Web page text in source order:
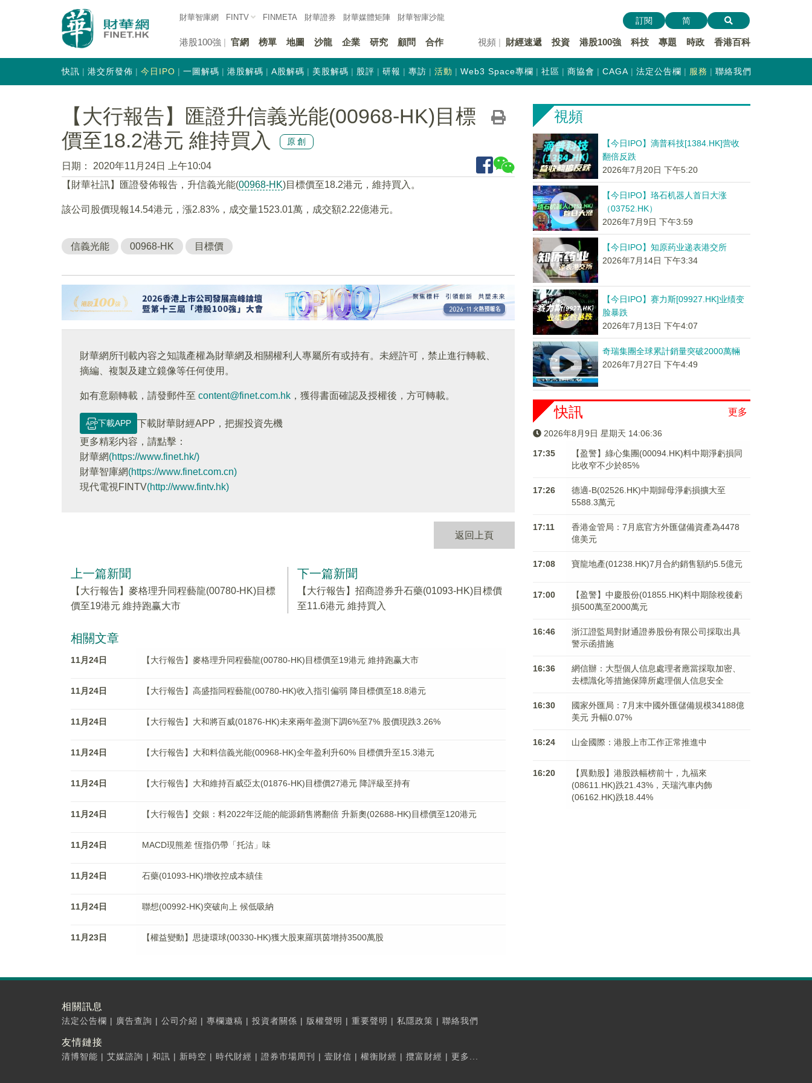
財華智庫網 FINTV FINMETA 財華證券 財華媒體矩陣 財華智庫沙龍
港股100強 官網 榜單 地圖 沙龍 企業 研究 顧問 合作 視頻 財經速遞 投資 港股100強 科技 專題 時政 香港百科
訂閱 简
快訊 港交所發佈 今日IPO 一圖解碼 港股解碼 A股解碼 美股解碼 股評 研報 專訪 活動 Web3 Space專欄 社區 商協會 CAGA 法定公告欄 服務 聯絡我們
【大行報告】匯證升信義光能(00968-HK)目標
價至18.2港元 維持買入
原創
日期：
2020年11月24日 上午10:04
【財華社訊】匯證發佈報告，升信義光能(00968-HK)目標價至18.2港元，維持買入。
該公司股價現報14.54港元，漲2.83%，成交量1523.01萬，成交額2.22億港元。
信義光能 00968-HK 目標價
財華網所刊載內容之知識產權為財華網及相關權利人專屬所有或持有。未經許可，禁止進行轉載、
摘編、複製及建立鏡像等任何使用。
如有意願轉載，請發郵件至 content@finet.com.hk ，獲得書面確認及授權後，方可轉載。
下載APP
下載財華財經APP，把握投資先機
更多精彩内容，請點擊：
財華網(https://www.finet.hk/)
財華智庫網(https://www.finet.com.cn)
現代電視FINTV(http://www.fintv.hk)
返回上頁
上一篇新聞
【大行報告】麥格理升同程藝龍(00780-HK)目標
價至19港元 維持跑赢大市
下一篇新聞
【大行報告】招商證券升石藥(01093-HK)目標價
至11.6港元 維持買入
相關文章
11月24日 【大行報告】麥格理升同程藝龍(00780-HK)目標價至19港元 維持跑赢大市
11月24日 【大行報告】高盛指同程藝龍(00780-HK)收入指引偏弱 降目標價至18.8港元
11月24日 【大行報告】大和將百威(01876-HK)未來兩年盈測下調6%至7% 股價現跌3.26%
11月24日 【大行報告】大和料信義光能(00968-HK)全年盈利升60% 目標價升至15.3港元
11月24日 【大行報告】大和維持百威亞太(01876-HK)目標價27港元 降評級至持有
11月24日 【大行報告】交銀：料2022年泛能的能源銷售將翻倍 升新奧(02688-HK)目標價至120港元
11月24日 MACD現熊差 恆指仍帶「托沽」味
11月24日 石藥(01093-HK)增收控成本績佳
11月24日 聯想(00992-HK)突破向上 候低吸納
11月23日 【權益變動】思捷環球(00330-HK)獲大股東羅琪茵增持3500萬股
視頻
【今日IPO】滴普科技[1384.HK]营收
翻倍反跌
2026年7月20日 下午5:20
【今日IPO】珞石机器人首日大涨
（03752.HK）
2026年7月9日 下午3:59
【今日IPO】知原药业递表港交所
2026年7月14日 下午3:34
【今日IPO】赛力斯[09927.HK]业绩变
脸暴跌
2026年7月13日 下午4:07
奇瑞集團全球累計銷量突破2000萬輛
2026年7月27日 下午4:49
更多
快訊
2026年8月9日 星期天 14:06:36
17:35
【盈警】綠心集團(00094.HK)料中期淨虧損同
比收窄不少於85%
17:26
德適-B(02526.HK)中期歸母淨虧損擴大至
5588.3萬元
17:11
香港金管局：7月底官方外匯儲備資產為4478
億美元
17:08 寶龍地產(01238.HK)7月合約銷售額約5.5億元
17:00
【盈警】中慶股份(01855.HK)料中期除稅後虧
損500萬至2000萬元
16:46
浙江證監局對財通證券股份有限公司採取出具
警示函措施
16:36
網信辦：大型個人信息處理者應當採取加密、
去標識化等措施保障所處理個人信息安全
16:30
國家外匯局：7月末中國外匯儲備規模34188億
美元 升幅0.07%
16:24 山金國際：港股上市工作正常推進中
16:20
【異動股】港股跌幅榜前十，九福來
(08611.HK)跌21.43%，天瑞汽車内飾
(06162.HK)跌18.44%
相關訊息
法定公告欄 | 廣告查詢 | 公司介紹 | 專欄邀稿 | 投資者關係 | 版權聲明 | 重要聲明 | 私隱政策 | 聯絡我們
友情鏈接
清博智能 | 艾媒諮詢 | 和訊 | 新時空 | 時代財經 | 證券市場周刊 | 壹財信 | 權衡財經 | 攬富財經 | 更多...